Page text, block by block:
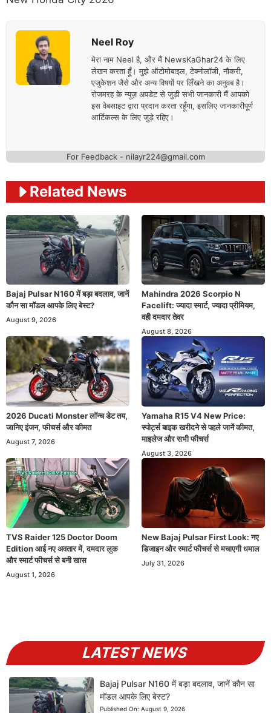
Neel Roy
मेरा नाम Neel है, और मैं NewsKaGhar24 के लिए
लेखन करता हूँ। मुझे ऑटोमोबाइल, टेक्नोलॉजी, नौकरी,
एजुकेशन जैसे और अन्य विषयों पर लिँखने का अनुवब है।
रोजमरह के न्यूज़ अपडेट से जुड़ी सभी जानकारी मैं आपको
इस वेबसाइट द्वारा प्रदान करता रहूँगा, इसलिए जानकारीपूर्ण
आर्टिकल्स के लिए जुड़े रहिए।
For Feedback - nilayr224@gmail.com
Related News
Bajaj Pulsar N160 में बड़ा बदलाव, जानें
कौन सा मॉडल आपके लिए बेस्ट?
August 9, 2026
Mahindra 2026 Scorpio N
Facelift: ज्यादा स्मार्ट, ज्यादा प्रीमियम,
वही दमदार तेवर
August 8, 2026
2026 Ducati Monster लॉन्च डेट तय,
जानिए इंजन, फीचर्स और कीमत
August 7, 2026
Yamaha R15 V4 New Price:
स्पोर्ट्स बाइक खरीदने से पहले जानें कीमत,
माइलेज और सभी फीचर्स
August 3, 2026
TVS Raider 125 Doctor Doom
Edition आई नए अवतार में, दमदार लुक
और स्मार्ट फीचर्स से बनी खास
August 1, 2026
New Bajaj Pulsar First Look: नए
डिजाइन और स्मार्ट फीचर्स से मचाएगी धमाल
July 31, 2026
LATEST NEWS
Bajaj Pulsar N160 में बड़ा बदलाव, जानें कौन सा
मॉडल आपके लिए बेस्ट?
Published On: August 9, 2026